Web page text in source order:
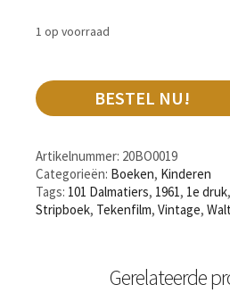
1 op voorraad
BESTEL NU!
Artikelnummer: 20BO0019
Categorieën: Boeken, Kinderen
Tags: 101 Dalmatiers, 1961, 1e druk,
Stripboek, Tekenfilm, Vintage,
Gerelateerde